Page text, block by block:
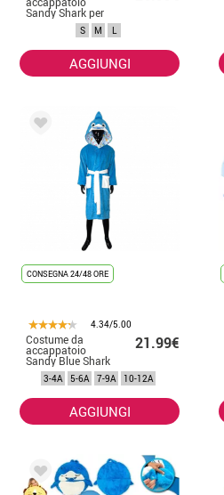
Sandy Shark per
adulto S M L
AGGIUNGI
CONSEGNA 24/48 ORE
4.34/5.00
Costume da
accappatoio
Sandy Blue Shark
per bambini
21.99€
3-4A 5-6A 7-9A 10-12A
AGGIUNGI